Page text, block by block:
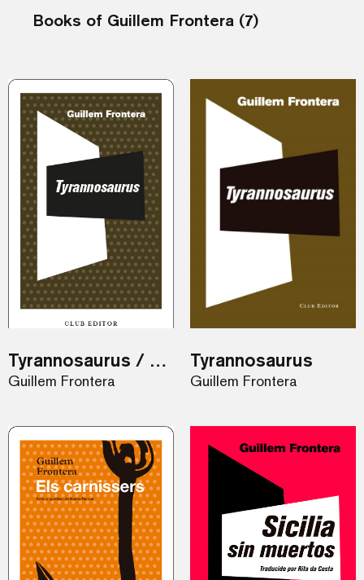
Books of Guillem Frontera (7)
Tyrannosaurus / eBook
Guillem Frontera
Tyrannosaurus
Guillem Frontera